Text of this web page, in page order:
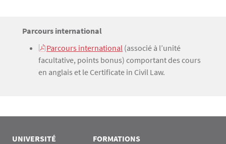
Bloc(s) libre(s)
Titre
Parcours international
Texte Parcours international (associé à l’unité
facultative, points bonus) comportant des cours
en anglais et le Certificate in Civil Law.
UNIVERSITÉ FORMATIONS